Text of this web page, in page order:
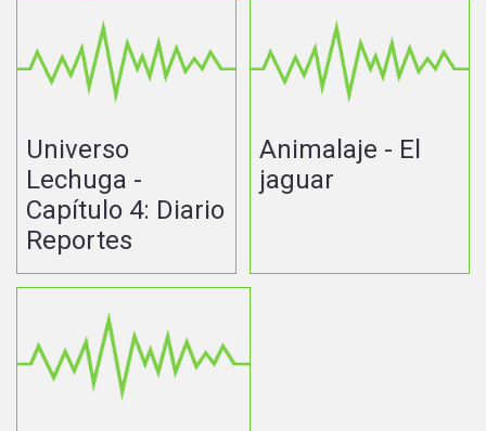
Universo
Lechuga -
Capítulo 4: Diario
Reportes
Animalaje - El
jaguar